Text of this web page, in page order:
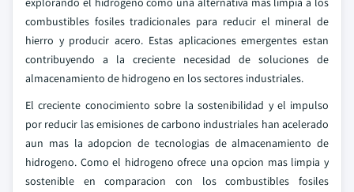
combustibles fosiles tradicionales para reducir el mineral de
hierro y producir acero. Estas aplicaciones emergentes estan
contribuyendo a la creciente necesidad de soluciones de
almacenamiento de hidrogeno en los sectores industriales.
El creciente conocimiento sobre la sostenibilidad y el impulso
por reducir las emisiones de carbono industriales han acelerado
aun mas la adopcion de tecnologias de almacenamiento de
hidrogeno. Como el hidrogeno ofrece una opcion mas limpia y
sostenible en comparacion con los combustibles fosiles